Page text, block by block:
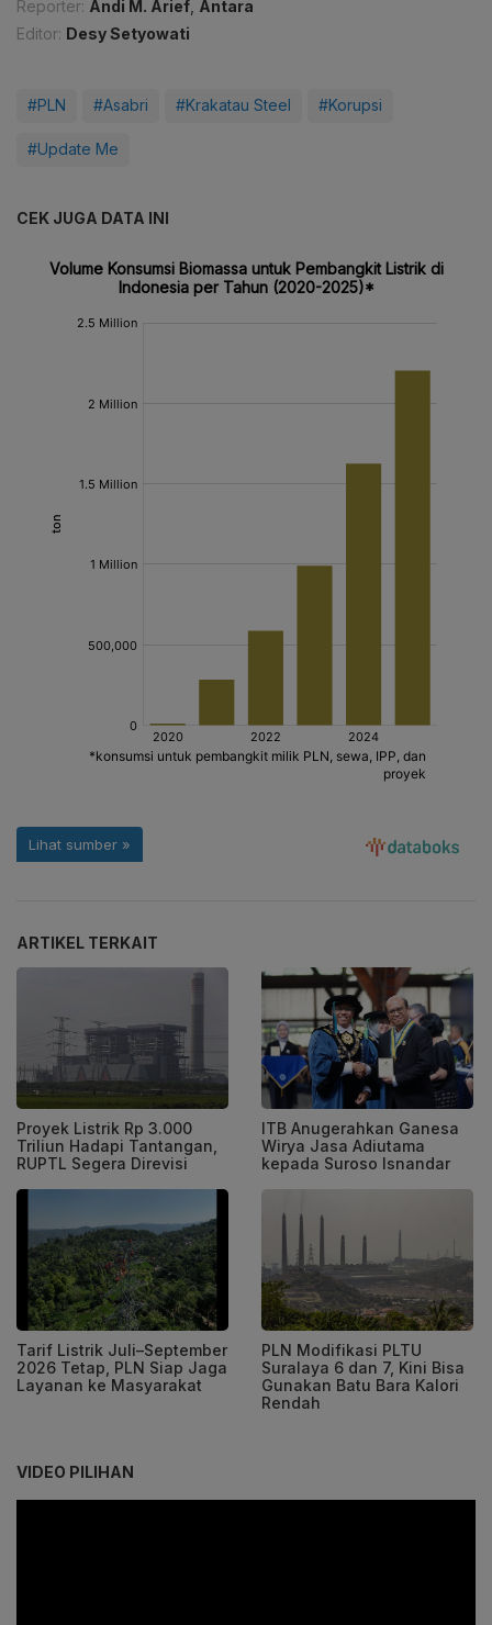
Reporter: Andi M. Arief, Antara
Editor: Desy Setyowati
#PLN #Asabri #Krakatau Steel #Korupsi
#Update Me
CEK JUGA DATA INI
ARTIKEL TERKAIT
Proyek Listrik Rp 3.000
Triliun Hadapi Tantangan,
RUPTL Segera Direvisi
ITB Anugerahkan Ganesa
Wirya Jasa Adiutama
kepada Suroso Isnandar
Tarif Listrik Juli–September
2026 Tetap, PLN Siap Jaga
Layanan ke Masyarakat
PLN Modifikasi PLTU
Suralaya 6 dan 7, Kini Bisa
Gunakan Batu Bara Kalori
Rendah
VIDEO PILIHAN